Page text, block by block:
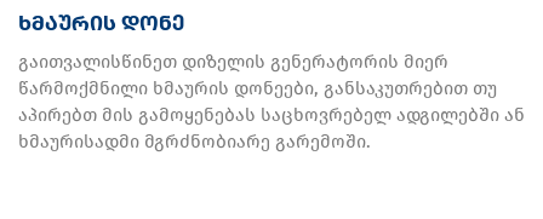
ხმაურის დონე
გაითვალისწინეთ დიზელის გენერატორის მიერ
წარმოქმნილი ხმაურის დონეები, განსაკუთრებით თუ
აპირებთ მის გამოყენებას საცხოვრებელ ადგილებში ან
ხმაურისადმი მგრძნობიარე გარემოში.